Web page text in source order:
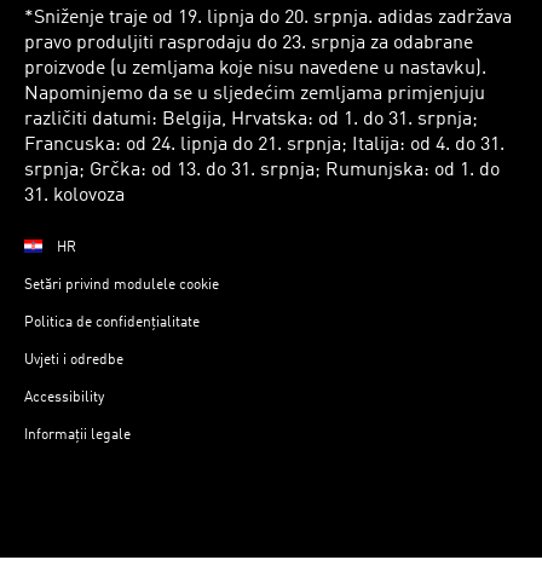
*Sniženje traje od 19. lipnja do 20. srpnja. adidas zadržava
pravo produljiti rasprodaju do 23. srpnja za odabrane
proizvode (u zemljama koje nisu navedene u nastavku).
Napominjemo da se u sljedećim zemljama primjenjuju
različiti datumi: Belgija, Hrvatska: od 1. do 31. srpnja;
Francuska: od 24. lipnja do 21. srpnja; Italija: od 4. do 31.
srpnja; Grčka: od 13. do 31. srpnja; Rumunjska: od 1. do
31. kolovoza
HR
Setări privind modulele cookie
Politica de confidențialitate
Uvjeti i odredbe
Accessibility
Informații legale